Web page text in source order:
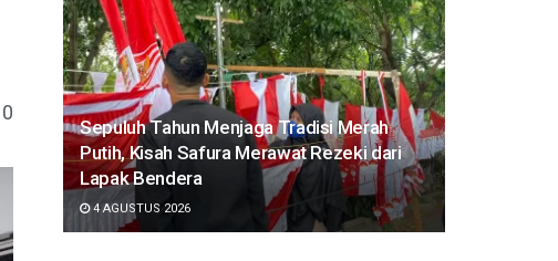
0
Sepuluh Tahun Menjaga Tradisi Merah
Putih, Kisah Safura Merawat Rezeki dari
Lapak Bendera
4 AGUSTUS 2026